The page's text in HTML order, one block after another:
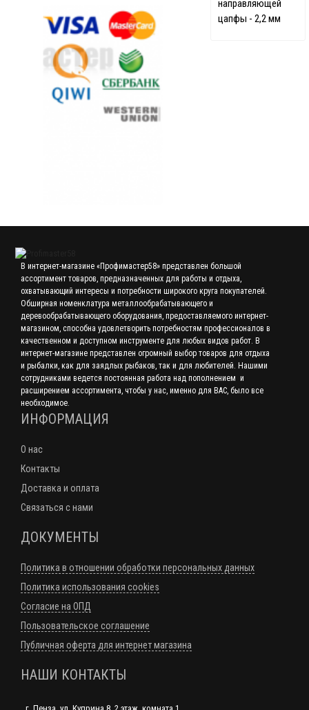
направляющей
цапфы - 2,2 мм
В интернет-магазине «Профимастер58» представлен большой
ассортимент товаров, предназначенных для работы и отдыха,
охватывающий интересы и потребности широкого круга покупателей.
Обширная номенклатура металлообрабатывающего и
деревообрабатывающего оборудования, предоставляемого интернет-
магазином, способна удовлетворить потребностям профессионалов в
качественном и доступном инструменте для любых видов работ. В
интернет-магазине представлен огромный выбор товаров для отдыха
и рыбалки, как для заядлых рыбаков, так и для любителей. Нашими
сотрудниками ведется постоянная работа над пополнением и
расширением ассортимента, чтобы у нас, именно для ВАС, было все
необходимое.
ИНФОРМАЦИЯ
О нас
Контакты
Доставка и оплата
Связаться с нами
ДОКУМЕНТЫ
Политика в отношении обработки персональных данных
Политика использования cookies
Согласие на ОПД
Пользовательское соглашение
Публичная оферта для интернет магазина
НАШИ КОНТАКТЫ